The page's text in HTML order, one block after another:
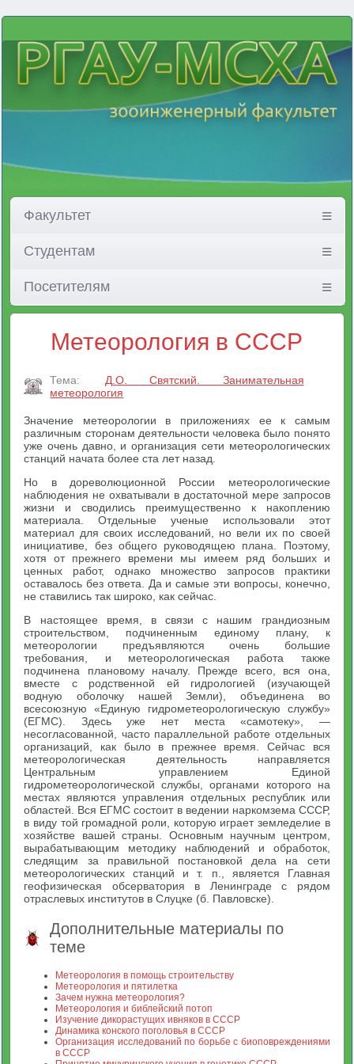
Факультет
Студентам
Посетителям
Метеорология в СССР
Тема:
Д.О. Святский. Занимательная
метеорология
Значение метеорологии в приложениях ее к самым
различным сторонам деятельности человека было понято
уже очень давно, и организация сети метеорологических
станций начата более ста лет назад.
Но в дореволюционной России метеорологические
наблюдения не охватывали в достаточной мере запросов
жизни и сводились преимущественно к накоплению
материала. Отдельные ученые использовали этот
материал для своих исследований, но вели их по своей
инициативе, без общего руководящею плана. Поэтому,
хотя от прежнего времени мы имеем ряд больших и
ценных работ, однако множество запросов практики
оставалось без ответа. Да и самые эти вопросы, конечно,
не ставились так широко, как сейчас.
В настоящее время, в связи с нашим грандиозным
строительством, подчиненным единому плану, к
метеорологии предъявляются очень большие
требования, и метеорологическая работа также
подчинена плановому началу. Прежде всего, вся она,
вместе с родственной ей гидрологией (изучающей
водную оболочку нашей Земли), объединена во
всесоюзную «Единую гидрометеорологическую службу»
(ЕГМС). Здесь уже нет места «самотеку», —
несогласованной, часто параллельной работе отдельных
организаций, как было в прежнее время. Сейчас вся
метеорологическая деятельность направляется
Центральным управлением Единой
гидрометеорологической службы, органами которого на
местах являются управления отдельных республик или
областей. Вся ЕГМС состоит в ведении наркомзема СССР,
в виду той громадной роли, которую играет земледелие в
хозяйстве вашей страны. Основным научным центром,
вырабатывающим методику наблюдений и обработок,
следящим за правильной постановкой дела на сети
метеорологических станций и т. п., является Главная
геофизическая обсерватория в Ленинграде с рядом
отраслевых институтов в Слуцке (б. Павловске).
Дополнительные материалы по
теме
Метеорология в помощь строительству
Метеорология и пятилетка
Зачем нужна метеорология?
Метеорология и библейский потоп
Изучение дикорастущих ивняков в СССР
Динамика конского поголовья в СССР
Организация исследований по борьбе с биоповреждениями
в СССР